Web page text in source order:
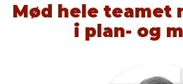
Mød hele teamet
i plan- og